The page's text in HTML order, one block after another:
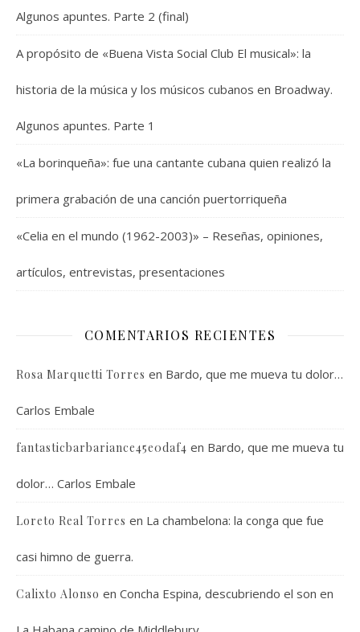
Algunos apuntes. Parte 2 (final)
A propósito de «Buena Vista Social Club El musical»: la
historia de la música y los músicos cubanos en Broadway.
Algunos apuntes. Parte 1
«La borinqueña»: fue una cantante cubana quien realizó la
primera grabación de una canción puertorriqueña
«Celia en el mundo (1962-2003)» – Reseñas, opiniones,
artículos, entrevistas, presentaciones
COMENTARIOS RECIENTES
Rosa Marquetti Torres en Bardo, que me mueva tu dolor…
Carlos Embale
fantasticbarbariance45e0daf4 en Bardo, que me mueva tu
dolor… Carlos Embale
Loreto Real Torres en La chambelona: la conga que fue
casi himno de guerra.
Calixto Alonso en Concha Espina, descubriendo el son en